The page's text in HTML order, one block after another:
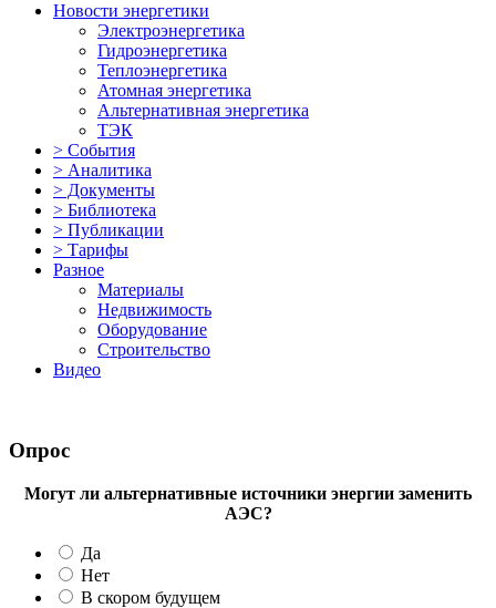
Новости энергетики
Электроэнергетика
Гидроэнергетика
Теплоэнергетика
Атомная энергетика
Альтернативная энергетика
ТЭК
> События
> Аналитика
> Документы
> Библиотека
> Публикации
> Тарифы
Разное
Материалы
Недвижимость
Оборудование
Строительство
Видео
Опрос
Могут ли альтернативные источники энергии заменить
АЭС?
Да
Нет
В скором будущем